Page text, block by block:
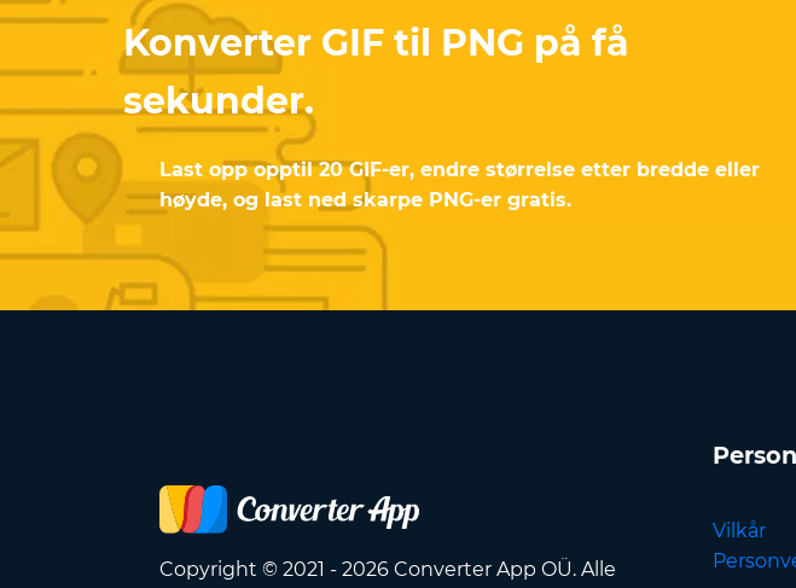
Konverter GIF til PNG på få
sekunder.
Last opp opptil 20 GIF-er, endre størrelse etter bredde eller
høyde, og last ned skarpe PNG-er gratis.
Copyright © 2021 - 2026 Converter App OÜ. Alle
Vilkår